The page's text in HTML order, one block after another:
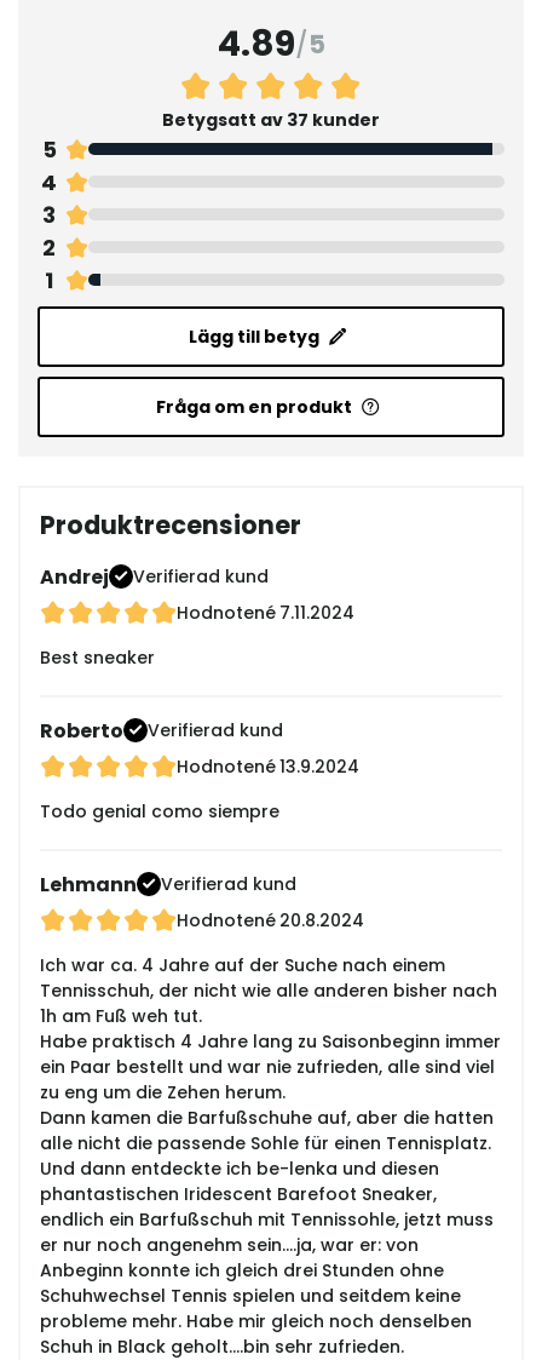
4.89/5
Betygsatt av 37 kunder
5
4
3
2
1
Lägg till betyg
Fråga om en produkt
Produktrecensioner
Andrej
Verifierad kund
Hodnotené 7.11.2024
Best sneaker
Roberto
Verifierad kund
Hodnotené13.9.2024
Todo genial como siempre
Lehmann
Verifierad kund
Hodnotené 20.8.2024
Ich war ca. 4 Jahre auf der Suche nach einem
Tennisschuh, der nicht wie alle anderen bisher nach
1h am Fuß weh tut.
Habe praktisch 4 Jahre lang zu Saisonbeginn immer
ein Paar bestellt und war nie zufrieden, alle sind viel
zu eng um die Zehen herum.
Dann kamen die Barfußschuhe auf, aber die hatten
alle nicht die passende Sohle für einen Tennisplatz.
Und dann entdeckte ich be-lenka und diesen
phantastischen Iridescent Barefoot Sneaker,
endlich ein Barfußschuh mit Tennissohle, jetzt muss
er nur noch angenehm sein....ja, war er: von
Anbeginn konnte ich gleich drei Stunden ohne
Schuhwechsel Tennis spielen und seitdem keine
probleme mehr. Habe mir gleich noch denselben
Schuh in Black geholt....bin sehr zufrieden.